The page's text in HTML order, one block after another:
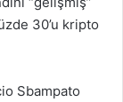
30’u kripto
Sbampato